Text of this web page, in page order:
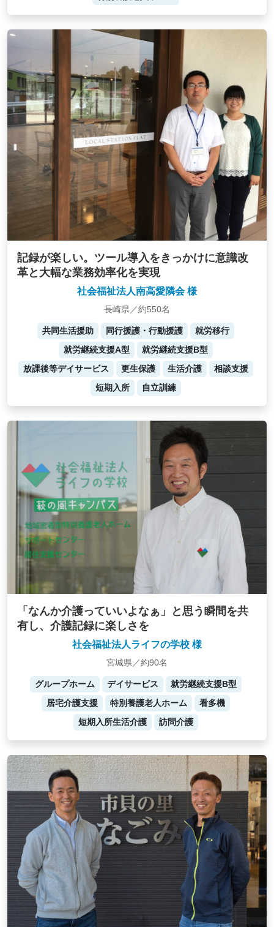
記録が楽しい。ツール導入をきっかけに意識改
革と大幅な業務効率化を実現
社会福祉法人南高愛隣会 様
長崎県／約550名
共同生活援助 同行援護・行動援護
就労移行
就労継続支援A型
就労継続支援B型
放課後等デイサービス
更生保護 生活介護
相談支援
短期入所
自立訓練
「なんか介護っていいよなぁ」と思う瞬間を共
有し、介護記録に楽しさを
社会福祉法人ライフの学校 様
宮城県／約90名
グループホーム デイサービス
就労継続支援B型
居宅介護支援
特別養護老人ホーム
看多機
短期入所生活介護
訪問介護